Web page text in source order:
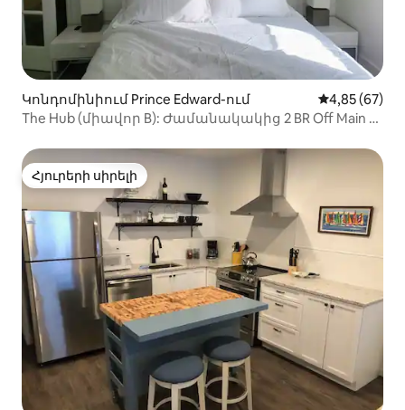
Կոնդոմինիում Prince Edward-ում Միջին
4,85 (67)
The Hub (միավոր B): Ժամանակակից 2 BR Off Main St
Հյուրերի սիրելի
Հյուրերի սիրելի